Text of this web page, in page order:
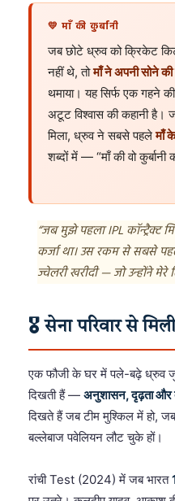
💛 माँ की कुर्बानी
जब छोटे ध्रुव को क्रिकेट
नहीं थे, तोमाँ ने अपनी सोने
थमाया। यह सिर्फ एक गहने
अटूट विश्वास की कहानी है।
मिला, ध्रुव ने सबसे पहलेमाँ
शब्दों में — “माँ की वो
“जब मुझे पहला IPL कॉन्ट्रैक्ट
कर्जा था। उस रकम से सबसे
ज्वेलरी खरीदी — जो उन्होंने
🎖️ सेना परिवार से
एक फौजी के घर में पले-बढ़े ध्रुव
दिखती हैं — अनुशासन, दृढ़ता और
दिखते हैं जब टीम मुश्किल में हो,
बल्लेबाज पवेलियन लौट चुके हों।
रांची Test (2024) में जब भारत